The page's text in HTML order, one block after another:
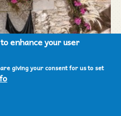
enhance your user
giving your consent for us to set